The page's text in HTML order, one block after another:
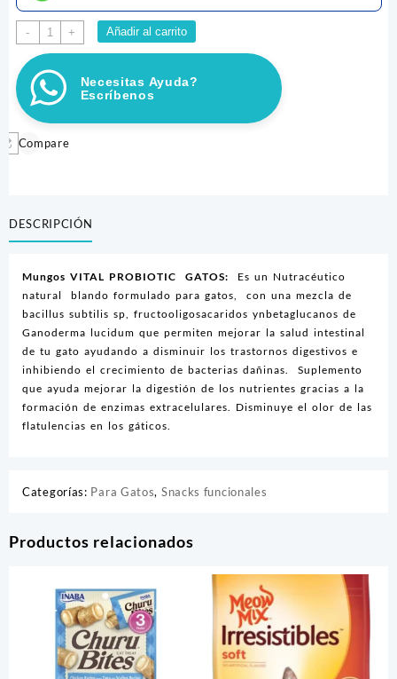
-
Probióticos
para
Gatos
–
Mungos
vital
Probiotic
blandas
+ Añadir al carrito
Necesitas Ayuda?
Escríbenos
Compare
DESCRIPCIÓN
Mungos VITAL PROBIOTIC GATOS: Es un Nutracéutico
natural blando formulado para gatos, con una mezcla de
bacillus subtilis sp, fructooligosacaridos ynbetaglucanos de
Ganoderma lucidum que permiten mejorar la salud intestinal
de tu gato ayudando a disminuir los trastornos digestivos e
inhibiendo el crecimiento de bacterias dañinas. Suplemento
que ayuda mejorar la digestión de los nutrientes gracias a la
formación de enzimas extracelulares. Disminuye el olor de las
flatulencias en los gáticos.
Categorías: Para Gatos, Snacks funcionales
Productos relacionados